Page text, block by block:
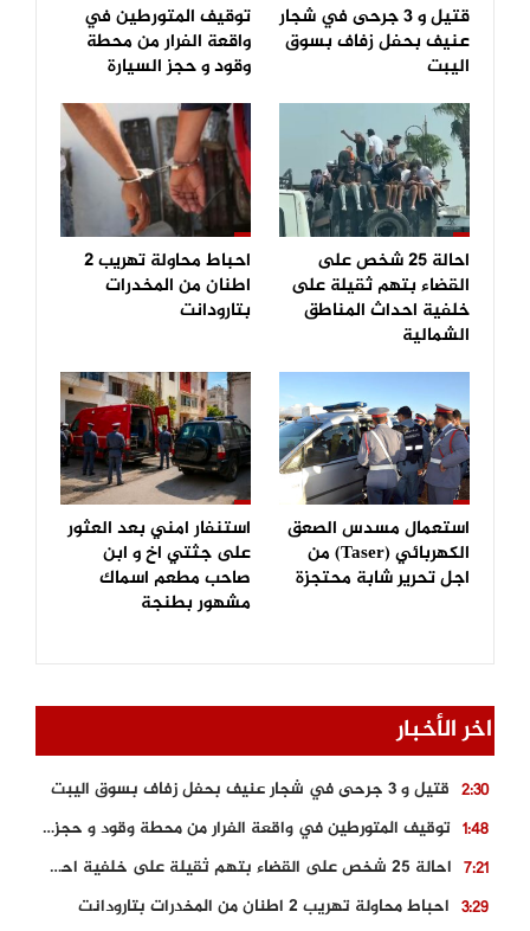
قتيل و 3 جرحى في شجار
عنيف بحفل زفاف بسوق
اليبت
توقيف المتورطين في
واقعة الفرار من محطة
وقود و حجز السيارة
احالة 25 شخص على
القضاء بتهم ثقيلة على
خلفية احداث المناطق
الشمالية
احباط محاولة تهريب 2
اطنان من المخدرات
بتارودانت
استعمال مسدس الصعق
الكهربائي (Taser) من
اجل تحرير شابة محتجزة
استنفار امني بعد العثور
على جثتي اخ و ابن
صاحب مطعم اسماك
مشهور بطنجة
اخر الأخبار
2:30 قتيل و 3 جرحى في شجار عنيف بحفل زفاف بسوق اليبت
1:48
توقيف المتورطين في واقعة الفرار من محطة وقود و حجز السيارة
7:21
احالة 25 شخص على القضاء بتهم ثقيلة على خلفية احداث المناطق الشمالية
3:29 احباط محاولة تهريب 2 اطنان من المخدرات بتارودانت